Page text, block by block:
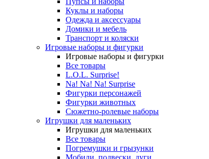
Куклы и наборы
Одежда и аксессуары
Домики и мебель
Транспорт и коляски
Игровые наборы и фигурки
Игровые наборы и фигурки
Все товары
L.O.L. Surprise!
Na! Na! Na! Surprise
Фигурки персонажей
Фигурки животных
Сюжетно-ролевые наборы
Игрушки для маленьких
Игрушки для маленьких
Все товары
Погремушки и грызунки
Мобили, подвески, дуги